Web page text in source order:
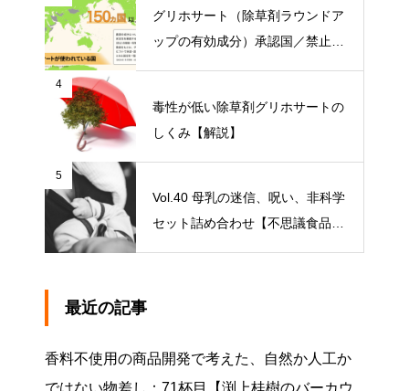
グリホサート（除草剤ラウンドア
ップの有効成分）承認国／禁止国
4
毒性が低い除草剤グリホサートの
しくみ【解説】
5
Vol.40 母乳の迷信、呪い、非科学
セット詰め合わせ【不思議食品・
観察記】
最近の記事
香料不使用の商品開発で考えた、自然か人工か
ではない物差し：71杯目【渕上桂樹のバーカウ